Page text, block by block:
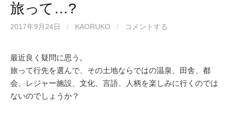
旅って…?
2017年9月24日 / KAORUKO / コメントする
最近良く疑問に思う。
旅って行先を選んで、その土地ならではの温泉、田舎、都
会、レジャー施設、文化、言語、人柄を楽しみに行くのでは
ないのでしょうか？